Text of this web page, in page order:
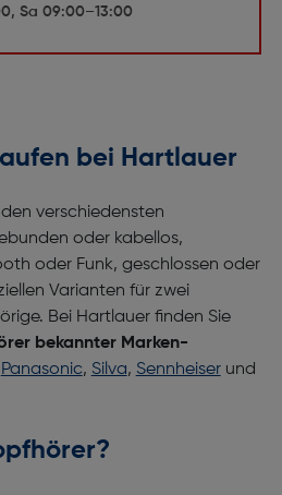
Sa 09:00–13:00
bei Hartlauer
verschiedensten
oder kabellos,
oder Funk, geschlossen oder
Varianten für zwei
Bei Hartlauer finden Sie
bekannter Marken-
Panasonic, Silva, Sennheiserund